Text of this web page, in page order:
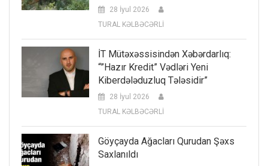
28 İyul 2026
TURAL KƏLBƏCƏRLİ
İT Mütəxəssisindən Xəbərdarlıq:
“”Hazır Kredit” Vədləri Yeni
Kiberdələduzluq Tələsidir”
28 İyul 2026
TURAL KƏLBƏCƏRLİ
Göyçayda Ağacları Qurudan Şəxs
Saxlanıldı